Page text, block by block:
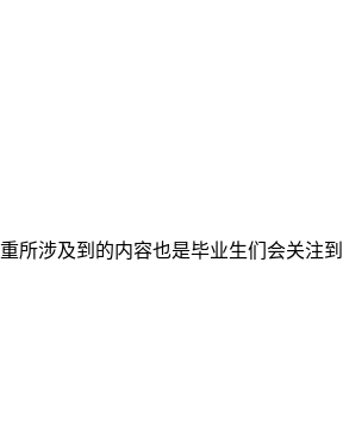
所涉及到的内容也是毕业生们会关注